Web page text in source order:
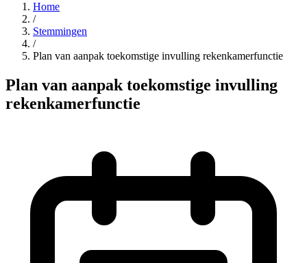
Home
/
Stemmingen
/
Plan van aanpak toekomstige invulling rekenkamerfunctie
Plan van aanpak toekomstige invulling
rekenkamerfunctie